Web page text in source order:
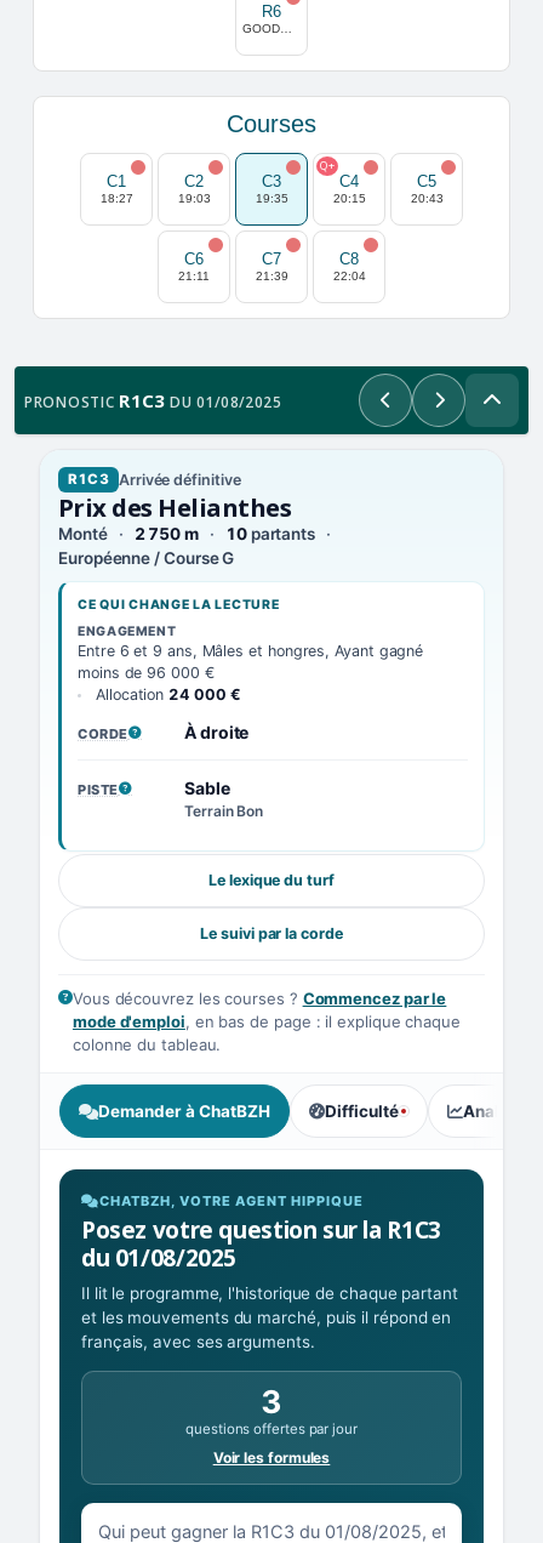
R6
Courses
C1
18:27
C2
19:03
C3
19:35
C4
20:15
Q+
C5
20:43
C6
21:11
C7
21:39
C8
22:04
PRONOSTIC R1C3 DU 01/08/2025 PrécédentSuivant
R1C3 Arrivée définitive
Prix des Helianthes
Monté 2 750 m 10partants
Européenne / Course G
CE QUI CHANGE LA LECTURE
ENGAGEMENT
Entre 6 et 9 ans, Mâles et hongres, Ayant gagné
moins de 96 000 €
Allocation 24 000 €
CORDE
, VOIR LA DÉFINITION
À droite
PISTE
, VOIR LA DÉFINITION
Sable
Terrain Bon
Le lexique du turf
Le suivi par la corde
Vous découvrez les courses ? Commencez par le
mode d'emploi, en bas de page : il explique chaque
colonne du tableau.
Demander à ChatBZH Difficulté
, tendance des parieurs :
Analyse
CHATBZH, VOTRE AGENT HIPPIQUE
Posez votre question sur la R1C3
du 01/08/2025
Il lit le programme, l'historique de chaque partant
et les mouvements du marché, puis il répond en
français, avec ses arguments.
3
questions offertes par jour
Voir les formules
Votre question sur la R1C3 du 01/08/2025